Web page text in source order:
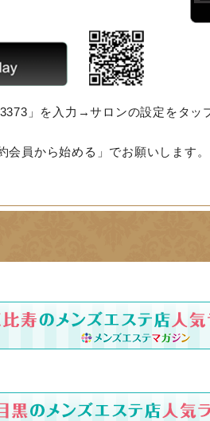
」を入力→サロンの設定をタ
員から始める」でお願いします。